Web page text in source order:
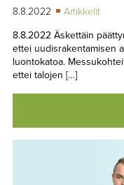
8.8.2022
Artikkelit
8.8.2022 Äskettäin
ettei uudisrakentamisen
luontokatoa.
ettei talojen […]